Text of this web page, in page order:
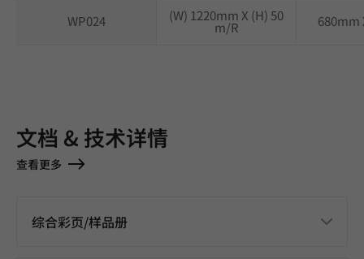
WP024 (W) 1220mm X (H) 50
m/R 680mm
文档 & 技术详情
查看更多
综合彩页/样品册